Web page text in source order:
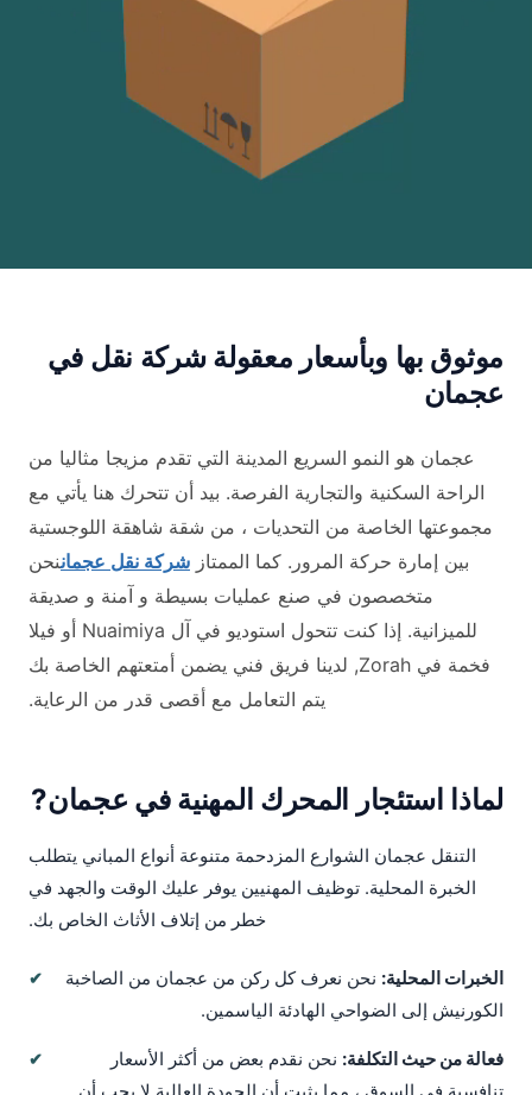
موثوق بها وبأسعار معقولة شركة نقل في
عجمان
عجمان هو النمو السريع المدينة التي تقدم مزيجا مثاليا من
الراحة السكنية والتجارية الفرصة. بيد أن تتحرك هنا يأتي مع
مجموعتها الخاصة من التحديات ، من شقة شاهقة اللوجستية
بين إمارة حركة المرور. كما الممتاز شركة نقل عجماننحن
متخصصون في صنع عمليات بسيطة و آمنة و صديقة
للميزانية. إذا كنت تتحول استوديو في آل Nuaimiya أو فيلا
فخمة في Zorah, لدينا فريق فني يضمن أمتعتهم الخاصة بك
يتم التعامل مع أقصى قدر من الرعاية.
لماذا استئجار المحرك المهنية في عجمان?
التنقل عجمان الشوارع المزدحمة متنوعة أنواع المباني يتطلب
الخبرة المحلية. توظيف المهنيين يوفر عليك الوقت والجهد في
خطر من إتلاف الأثاث الخاص بك.
الخبرات المحلية: نحن نعرف كل ركن من عجمان من الصاخبة
الكورنيش إلى الضواحي الهادئة الياسمين.
فعالة من حيث التكلفة: نحن نقدم بعض من أكثر الأسعار